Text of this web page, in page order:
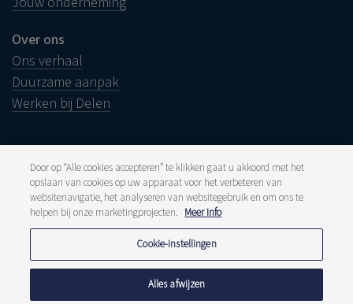
Over ons
Ons verhaal
Duurzame aanpak
Werken bij Delen
Juridische info
Disclaimer
Klacht
Klokkenluiders
Tarieven
Cookiebeleid
Door op “Alle cookies accepteren” te klikken gaat u akkoord met het
opslaan van cookies op uw apparaat voor het verbeteren van
websitenavigatie, het analyseren van websitegebruik en om ons te
helpen bij onze marketingprojecten. Meer Info
Cookie-instellingen
Alles afwijzen